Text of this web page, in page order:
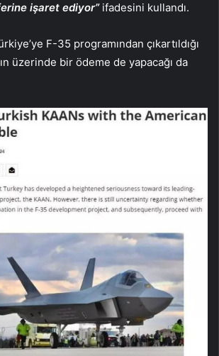
işaret ediyor”ifadesini kullandı.
F-35 programından çıkartıldığı
üzerinde bir ödeme de yapacağı da